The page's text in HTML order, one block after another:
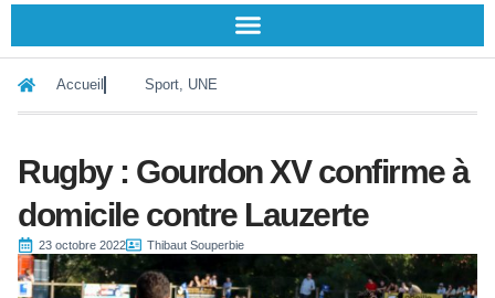
Accueil Sport, UNE
Rugby : Gourdon XV confirme à
domicile contre Lauzerte
23 octobre 2022 Thibaut Souperbie